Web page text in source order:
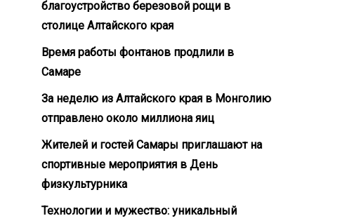
благоустройство березовой рощи в
столице Алтайского края
Время работы фонтанов продлили в
Самаре
За неделю из Алтайского края в Монголию
отправлено около миллиона яиц
Жителей и гостей Самары приглашают на
спортивные мероприятия в День
физкультурника
Технологии и мужество: уникальный